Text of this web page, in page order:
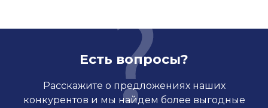
Есть вопросы?
Расскажите о предложениях наших
конкурентов и мы найдем более выгодные